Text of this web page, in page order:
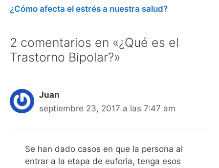
¿Cómo afecta el estrés a nuestra salud?
2 comentarios en «¿Qué es el
Trastorno Bipolar?»
Juan
septiembre 23, 2017 a las 7:47 am
Se han dado casos en que la persona al
entrar a la etapa de euforia, tenga esos